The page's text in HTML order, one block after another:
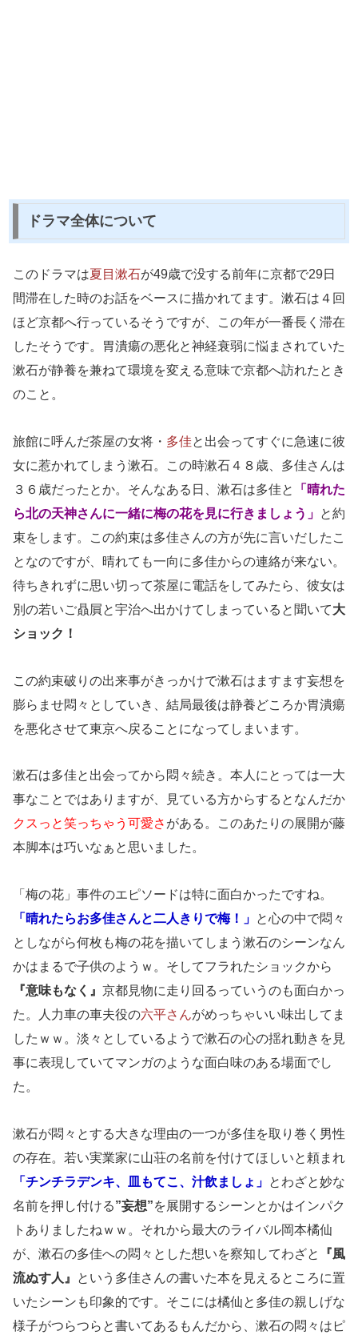
ドラマ全体について
このドラマは夏目漱石が49歳で没する前年に京都で29日
間滞在した時のお話をベースに描かれてます。漱石は４回
ほど京都へ行っているそうですが、この年が一番長く滞在
したそうです。胃潰瘍の悪化と神経衰弱に悩まされていた
漱石が静養を兼ねて環境を変える意味で京都へ訪れたとき
のこと。
旅館に呼んだ茶屋の女将・ 多佳と出会ってすぐに急速に彼
女に惹かれてしまう漱石。この時漱石４８歳、多佳さんは
３６歳だったとか。そんなある日、漱石は多佳と
「晴れた
ら北の天神さんに一緒に梅の花を見に行きましょう」 と約
束をします。この約束は多佳さんの方が先に言いだしたこ
となのですが、晴れても一向に多佳からの連絡が来ない。
待ちきれずに思い切って茶屋に電話をしてみたら、彼女は
別の若いご贔屓と宇治へ出かけてしまっていると聞いて大
ショック！
この約束破りの出来事がきっかけで漱石はますます妄想を
膨らませ悶々としていき、結局最後は静養どころか胃潰瘍
を悪化させて東京へ戻ることになってしまいます。
漱石は多佳と出会ってから悶々続き。本人にとっては一大
事なことではありますが、見ている方からするとなんだか
クスっと笑っちゃう可愛さ がある。このあたりの展開が藤
本脚本は巧いなぁと思いました。
「梅の花」事件のエピソードは特に面白かったですね。
「晴れたらお多佳さんと二人きりで梅！」 と心の中で悶々
としながら何枚も梅の花を描いてしまう漱石のシーンなん
かはまるで子供のようｗ。そしてフラれたショックから
『意味もなく』 京都見物に走り回るっていうのも面白かっ
た。人力車の車夫役の六平さんがめっちゃいい味出してま
したｗｗ。淡々としているようで漱石の心の揺れ動きを見
事に表現していてマンガのような面白味のある場面でし
た。
漱石が悶々とする大きな理由の一つが多佳を取り巻く男性
の存在。若い実業家に山荘の名前を付けてほしいと頼まれ
「チンチラデンキ、皿もてこ、汁飲ましょ」 とわざと妙な
名前を押し付ける”妄想”を展開するシーンとかはインパク
トありましたねｗｗ。それから最大のライバル岡本橘仙
が、漱石の多佳への悶々とした想いを察知してわざと
『風
流ぬす人』
という多佳さんの書いた本を見えるところに置
いたシーンも印象的です。そこには橘仙と多佳の親しげな
様子がつらつらと書いてあるもんだから、漱石の悶々はピ